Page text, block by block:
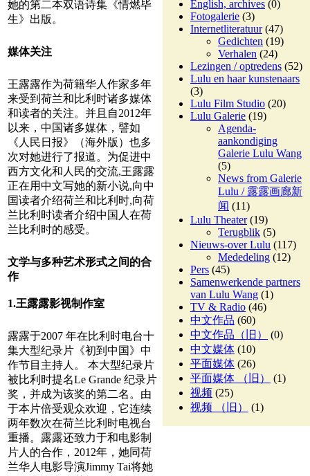
她的第二本双语诗集《情燃毕
生》出版。
媒体关注
王露露作为荷籍华人作家多年
来受到荷兰和比利时诸多媒体
和读者的关注。并且自2012年
以来，中国诸多媒体，譬如
《人民日报》（海外版）也多
次对她进行了报道。为促进中
西方文化和人民的交流,王露露
正在用中文写她的新小说,向中
国读者介绍荷兰和比利时,向荷
兰比利时读者介绍中国人在荷
兰比利时的感受。
文学与多种艺术形式之间的合
作
1.王露露影视制作室
露露于2007 年在比利时电台十
集大型纪录片《初到中国》中
作节目主持人。 本大型纪录片
被比利时提名Le Grande 纪录片
奖，并成为该奖的第二名。由
于本片倍受观众欢迎，它连续
两年数次在荷兰比利时电视台
重播。露露还致力于和电影制
片人的合作，2012年，她同荷
兰华人电影导演Jimmy Tai将她
English, archives (0)
Fotogalerie (3)
Internetliteratuur(47)
Gedichten (19)
Verhalen (24)
Lezingen / optredens (52)
Lulu en haar kunstenaars
(3)
Lulu Film Studio (20)
Lulu Galerie (19)
Agenda-
aankondiging
Galerie Lulu Wang
(5)
News from Galerie
Lulu / 露露画廊新
闻 (11)
Lulu Theater(19)
Terugblik (5)
Nieuws-over Lulu (117)
Mededeling (12)
Pers (45)
Samenwerkende partners
van Lulu Wang (1)
TV & Radio (46)
中文作品 (60)
中文作品（旧）
(0)
中文媒体 (10)
平面媒体 (26)
平面媒体 （旧）
(1)
视频 (25)
视频 （旧）
(1)